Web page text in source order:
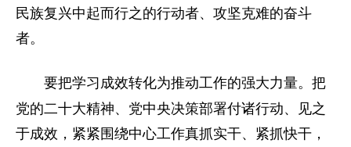
民族复兴中起而行之的行动者、攻坚克难的奋斗
者。
要把学习成效转化为推动工作的强大力量。 把
党的二十大精神、党中央决策部署付诸行动、见之
于成效，紧紧围绕中心工作真抓实干、紧抓快干，